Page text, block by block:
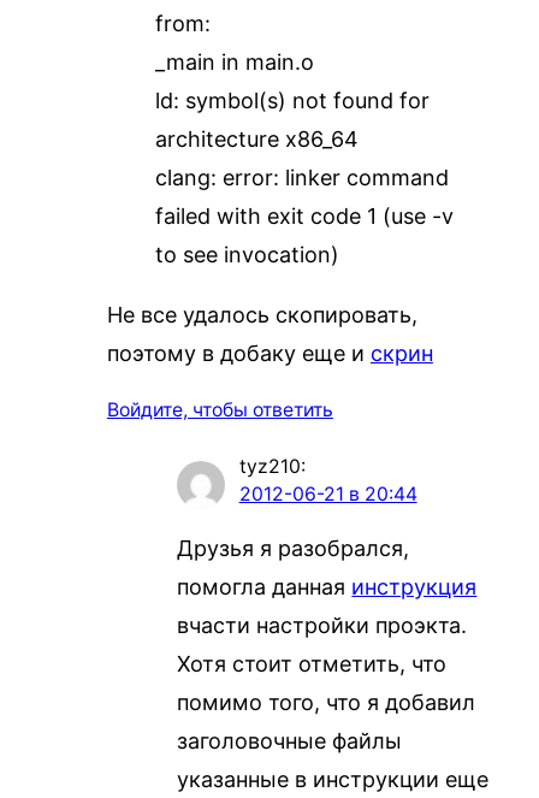
from:
_main in main.o
ld: symbol(s) not found for
architecture x86_64
clang: error: linker command
failed with exit code 1 (use -v
to see invocation)
Не все удалось скопировать,
поэтому в добаку еще и скрин
Войдите, чтобы ответить
tyz210:
2012-06-21 в 20:44
Друзья я разобрался,
помогла данная инструкция
вчасти настройки проэкта.
Хотя стоит отметить, что
помимо того, что я добавил
заголовочные файлы
указанные в инструкции еще